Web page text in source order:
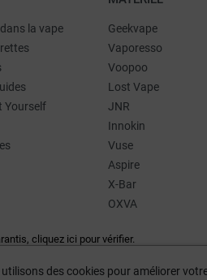
la vape
Yourself
Geekvape
Vaporesso
Voopoo
Lost Vape
JNR
Innokin
Vuse
Aspire
X-Bar
OXVA
cliquez ici pour vérifier.
des cookies pour améliorer